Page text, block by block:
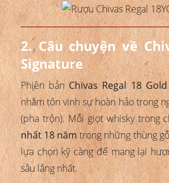
2. Câu chuyện về
Signature
Phiên bảnChivas Regal 18
nhằm tôn vinh sự hoàn hảo trong
(pha trộn). Mỗi giọt whisky trong
nhất 18 nămtrong những thùng
lựa chọn kỹ càng để mang lại
sâu lắng nhất.